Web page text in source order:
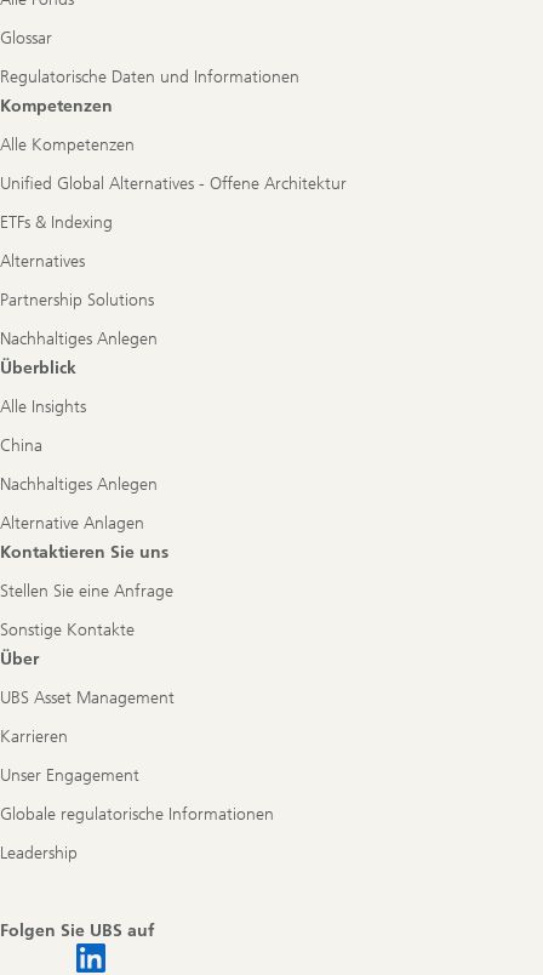
Glossar
Regulatorische Daten und Informationen
Kompetenzen
Alle Kompetenzen
Unified Global Alternatives - Offene Architektur
ETFs & Indexing
Alternatives
Partnership Solutions
Nachhaltiges Anlegen
Überblick
Alle Insights
China
Nachhaltiges Anlegen
Alternative Anlagen
Kontaktieren Sie uns
Stellen Sie eine Anfrage
Sonstige Kontakte
Über
UBS Asset Management
Karrieren
Unser Engagement
Globale regulatorische Informationen
Leadership
Folgen Sie UBS auf